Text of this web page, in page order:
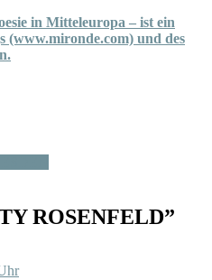
in Mitteleuropa – ist ein
(www.mironde.com) und des
ROSENFELD”